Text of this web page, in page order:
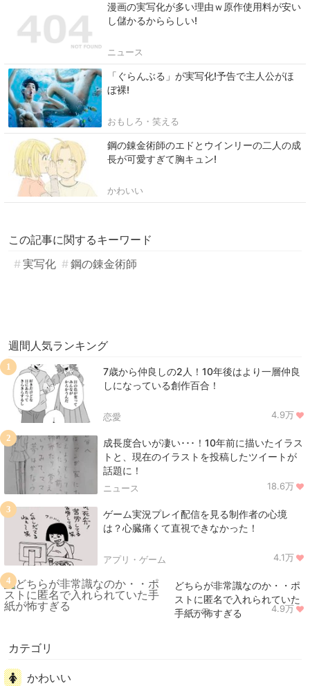
漫画の実写化が多い理由ｗ原作使用料が安い
し儲かるかららしい!
ニュース
「ぐらんぶる」が実写化!予告で主人公がほ
ぼ裸!
おもしろ・笑える
鋼の錬金術師のエドとウインリーの二人の成
長が可愛すぎて胸キュン!
かわいい
この記事に関するキーワード
実写化
鋼の錬金術師
週間人気ランキング
7歳から仲良しの2人！10年後はより一層仲良
しになっている創作百合！
恋愛 4.9万
1
成長度合いが凄い･･･！10年前に描いたイラス
トと、現在のイラストを投稿したツイートが
話題に！
ニュース 18.6万
2
ゲーム実況プレイ配信を見る制作者の心境
は？心臓痛くて直視できなかった！
アプリ・ゲーム 4.1万
3
どちらが非常識なのか・・ポ
ストに匿名で入れられていた
手紙が怖すぎる
ニュース 4.9万
4
カテゴリ
かわいい